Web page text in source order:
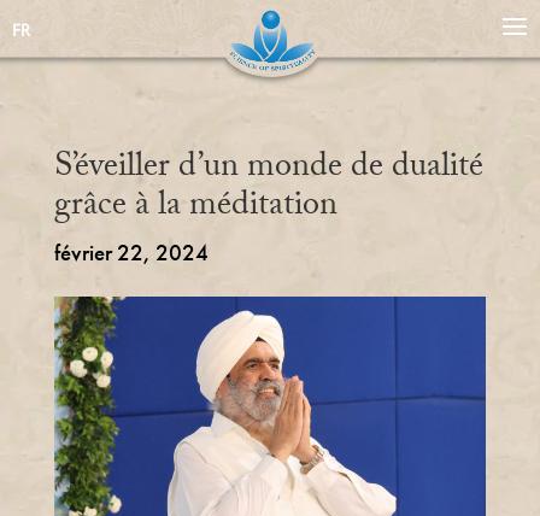
FR
S’éveiller d’un monde de dualité
grâce à la méditation
février 22, 2024